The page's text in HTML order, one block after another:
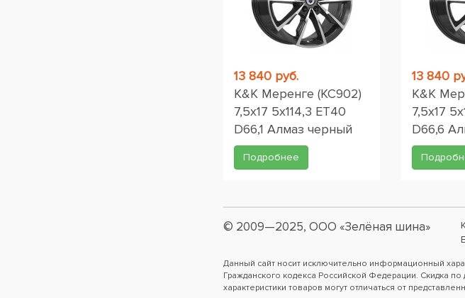
13 840 руб.
K&K Меренге (КС902)
7,5x17 5x114,3 ET40
D66,1 Алмаз черный
Подробнее
13 840
K&K
7,5x17
D66,6
© 2009—2025, ООО «Зелёная шина»
Данный сайт носит исключительно информационный
Гражданского кодекса Российской Федерации. Скидка
характеристики товаров могут отличаться от